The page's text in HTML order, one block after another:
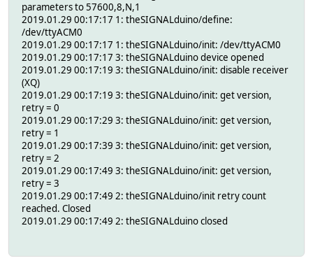
parameters to 57600,8,N,1
2019.01.29 00:17:17 1: theSIGNALduino/define:
/dev/ttyACM0
2019.01.29 00:17:17 1: theSIGNALduino/init: /dev/ttyACM0
2019.01.29 00:17:17 3: theSIGNALduino device opened
2019.01.29 00:17:19 3: theSIGNALduino/init: disable receiver
(XQ)
2019.01.29 00:17:19 3: theSIGNALduino/init: get version,
retry = 0
2019.01.29 00:17:29 3: theSIGNALduino/init: get version,
retry = 1
2019.01.29 00:17:39 3: theSIGNALduino/init: get version,
retry = 2
2019.01.29 00:17:49 3: theSIGNALduino/init: get version,
retry = 3
2019.01.29 00:17:49 2: theSIGNALduino/init retry count
reached. Closed
2019.01.29 00:17:49 2: theSIGNALduino closed